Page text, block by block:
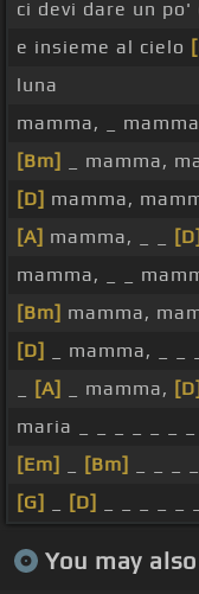
ci devi dare un po'
e insieme al cielo
luna
mamma, _
[Bm]
_ mamma,
[D] mamma,
[A] mamma, _ _ [D]
mamma, _ _
[Bm] mamma,
[D]
_ mamma, _ _
[A] _ mamma, [D]
maria _ _ _ _ _ _ _
[Em]
[Bm]
[G]
[D]
You may